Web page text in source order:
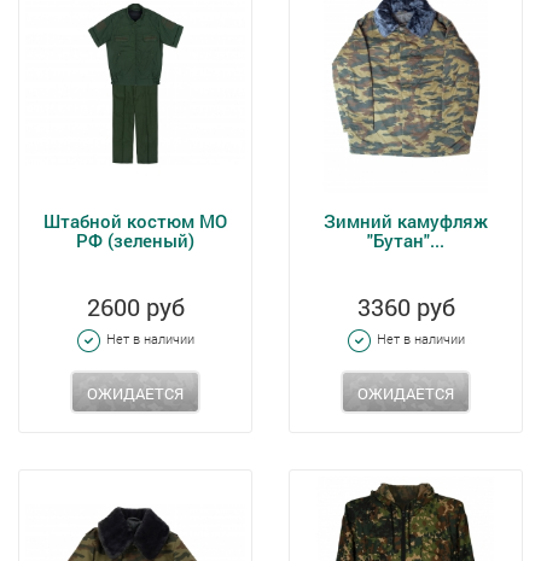
Штабной костюм МО
РФ (зеленый)
2600 руб
Нет в наличии
ОЖИДАЕТСЯ
Зимний камуфляж
"Бутан"...
3360 руб
Нет в наличии
ОЖИДАЕТСЯ